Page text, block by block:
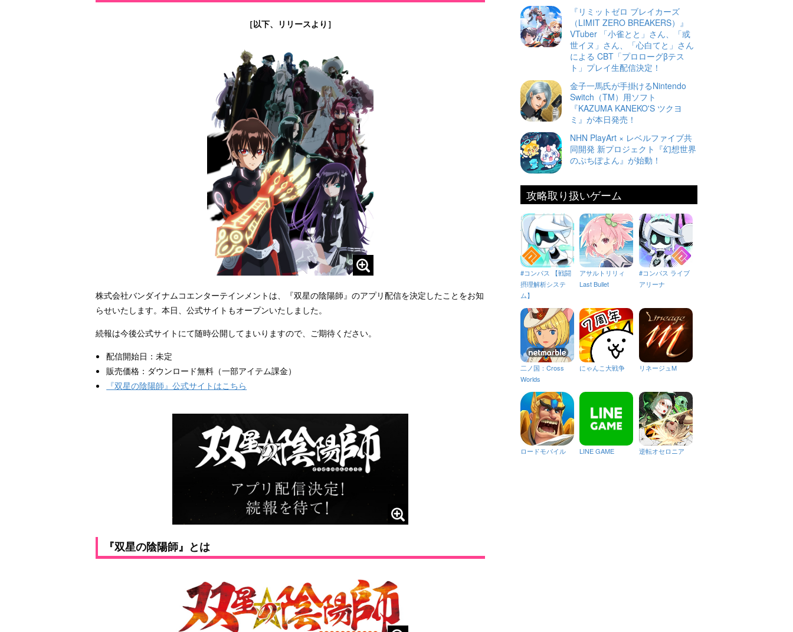
［以下、リリースより］
株式会社バンダイナムコエンターテインメントは、『双星の陰陽師』のアプリ配信を決定したことをお知
らせいたします。本日、公式サイトもオープンいたしました。
続報は今後公式サイトにて随時公開してまいりますので、ご期待ください。
配信開始日：未定
販売価格：ダウンロード無料（一部アイテム課金）
『双星の陰陽師』公式サイトはこちら
『双星の陰陽師』とは
『リミットゼロ ブレイカーズ
（LIMIT ZERO BREAKERS）』
VTuber 「小雀とと」さん、「或
世イヌ」さん、「心白てと」さん
による CBT「プロローグβテス
ト」プレイ生配信決定！
金子一馬氏が手掛けるNintendo
Switch（TM）用ソフト
『KAZUMA KANEKO'S ツクヨ
ミ』が本日発売！
NHN PlayArt × レベルファイブ共
同開発 新プロジェクト『幻想世界
のぷちぽよん』が始動！
攻略取り扱いゲーム
#コンパス 【戦闘
摂理解析システ
ム】
アサルトリリィ
Last Bullet
#コンパス ライブ
アリーナ
二ノ国：Cross
Worlds
にゃんこ大戦争 リネージュM
ロードモバイル LINE GAME 逆転オセロニア